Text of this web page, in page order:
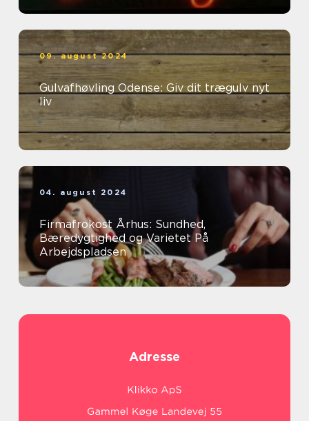
09. august 2024
Gulvafhøvling Odense: Giv dit trægulv nyt
liv
04. august 2024
Firmafrokost Århus: Sundhed,
Bæredygtighed og Varietet På
Arbejdspladsen
Adresse